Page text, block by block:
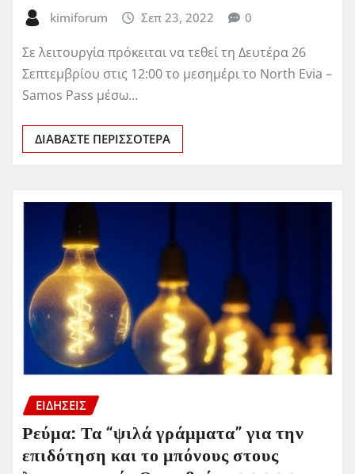
kimiforum Σεπ 23, 2022 0
Σε λειτουργία πρόκειται να τεθεί τη Δευτέρα 26
Σεπτεμβρίου στις 12:00 το μεσημέρι το North Evia –
Samos Pass μέσω…
ΔΙΑΒΆΣΤΕ ΠΕΡΙΣΣΌΤΕΡΑ
ΕΙΔΗΣΕΙΣ
Ρεύμα: Τα “ψιλά γράμματα” για την
επιδότηση και το μπόνους στους